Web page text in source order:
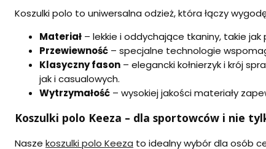
Koszulki polo to uniwersalna odzież, która łączy
Materiał – lekkie i oddychające tkaniny, takie
Przewiewność – specjalne technologie
Klasyczny fason – elegancki kołnierzyk i krój
jak i casualowych.
Wytrzymałość – wysokiej jakości materiały
Koszulki polo Keeza – dla sportowców i nie
Nasze koszulki polo Keeza to idealny wybór dla osób